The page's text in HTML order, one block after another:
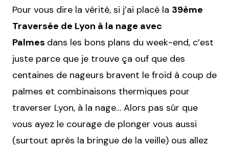
Pour vous dire la vérité, si j’ai placé la 39ème
Traversée de Lyon à la nage avec
Palmes dans les bons plans du week-end, c’est
juste parce que je trouve ça ouf que des
centaines de nageurs bravent le froid à coup de
palmes et combinaisons thermiques pour
traverser Lyon, à la nage… Alors pas sûr que
vous ayez le courage de plonger vous aussi
(surtout après la bringue de la veille) ous allez